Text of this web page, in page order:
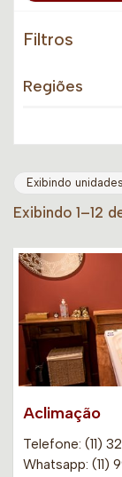
Filtros
Regiões
Exibindo
Exibindo 1–12
Aclimação
Telefone: (11)
Whatsapp: (11)